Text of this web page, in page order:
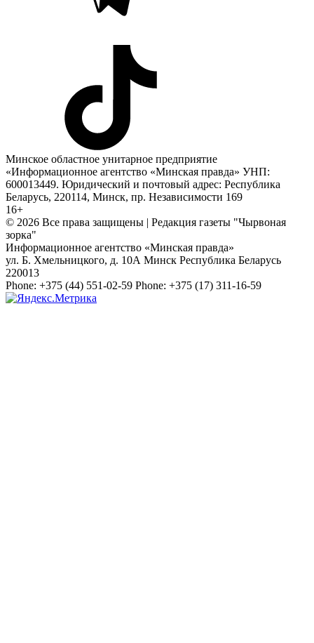
Минское областное унитарное предприятие
«Информационное агентство «Минская правда» УНП:
600013449. Юридический и почтовый адрес: Республика
Беларусь, 220114, Минск, пр. Независимости 169
16+
© 2026 Все права защищены | Редакция газеты "Чырвоная
зорка"
Информационное агентство «Минская правда»
ул. Б. Хмельницкого, д. 10А Минск Республика Беларусь
220013
Phone: +375 (44) 551-02-59 Phone: +375 (17) 311-16-59